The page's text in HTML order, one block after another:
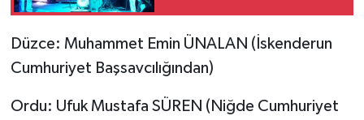
Düzce: Muhammet Emin ÜNALAN (İskenderun
Cumhuriyet Başsavcılığından)
Ordu: Ufuk Mustafa SÜREN (Niğde Cumhuriyet